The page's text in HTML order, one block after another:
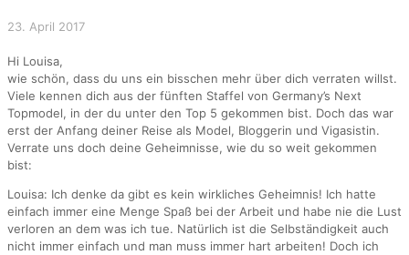
23. April 2017
Hi Louisa,
wie schön, dass du uns ein bisschen mehr über dich verraten willst.
Viele kennen dich aus der fünften Staffel von Germany’s Next
Topmodel, in der du unter den Top 5 gekommen bist. Doch das war
erst der Anfang deiner Reise als Model, Bloggerin und Vigasistin.
Verrate uns doch deine Geheimnisse, wie du so weit gekommen
bist:
Louisa: Ich denke da gibt es kein wirkliches Geheimnis! Ich hatte
einfach immer eine Menge Spaß bei der Arbeit und habe nie die Lust
verloren an dem was ich tue. Natürlich ist die Selbständigkeit auch
nicht immer einfach und man muss immer hart arbeiten! Doch ich